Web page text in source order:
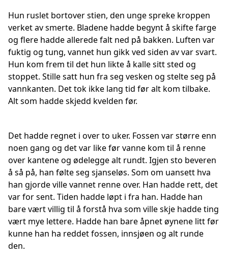
Hun ruslet bortover stien, den unge spreke kroppen
verket av smerte. Bladene hadde begynt å skifte farge
og flere hadde allerede falt ned på bakken. Luften var
fuktig og tung, vannet hun gikk ved siden av var svart.
Hun kom frem til det hun likte å kalle sitt sted og
stoppet. Stille satt hun fra seg vesken og stelte seg på
vannkanten. Det tok ikke lang tid før alt kom tilbake.
Alt som hadde skjedd kvelden før.
Det hadde regnet i over to uker. Fossen var større enn
noen gang og det var like før vanne kom til å renne
over kantene og ødelegge alt rundt. Igjen sto beveren
å så på, han følte seg sjanseløs. Som om uansett hva
han gjorde ville vannet renne over. Han hadde rett, det
var for sent. Tiden hadde løpt i fra han. Hadde han
bare vært villig til å forstå hva som ville skje hadde ting
vært mye lettere. Hadde han bare åpnet øynene litt før
kunne han ha reddet fossen, innsjøen og alt runde
den.